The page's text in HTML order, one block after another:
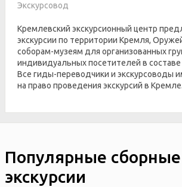
Экскурсовод
Кремлевский экскурсионный центр
экскурсии по территории Кремля,
соборам-музеям для организованных
индивидуальных посетителей в составе
Все гиды-переводчики и экскурсоводы
на право проведения экскурсий в Кремле.
Популярные сборные
экскурсии